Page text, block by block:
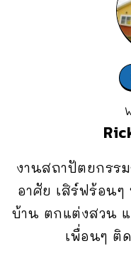
งานสถาปัตยกรร
อาศัย เสิร์ฟร้อน
บ้าน ตกแต่งสวน แ
เพื่อนๆ ติ